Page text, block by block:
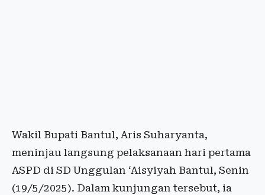
Wakil Bupati Bantul, Aris Suharyanta,
meninjau langsung pelaksanaan hari pertama
ASPD di SD Unggulan ‘Aisyiyah Bantul, Senin
(19/5/2025). Dalam kunjungan tersebut, ia